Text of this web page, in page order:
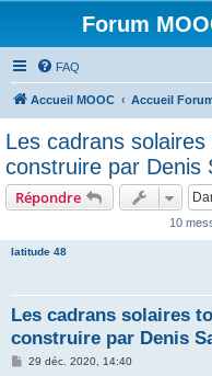
Forum
FAQ
Accueil MOOC Accueil
Les cadrans
construire par Denis
Répondre
10
latitude 48
Les cadrans solaires
construire par Denis
M29 déc. 2020, 14:40